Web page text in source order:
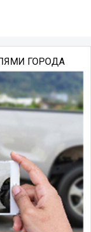
ГОРОДА